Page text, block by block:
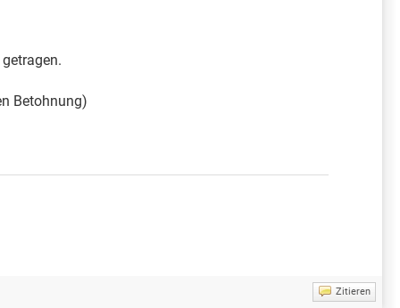
Betohnung)
Zitieren